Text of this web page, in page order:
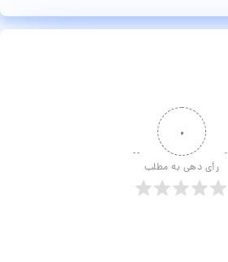
۰
رأی دهی به مطلب